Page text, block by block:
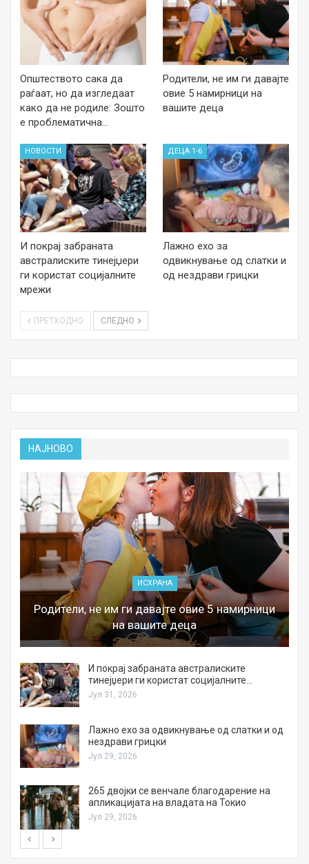
Општеството сака да
раѓаат, но да изгледаат
како да не родиле: Зошто
е проблематична…
Родители, не им ги давајте
овие 5 намирници на
вашите деца
НОВОСТИ
И покрај забраната
австралиските тинејџери
ги користат социјалните
мрежи
ДЕЦА 1-6
Лажно ехо за
одвикнување од слатки и
од нездрави грицки
ПРЕТХОДНО СЛЕДНО
НАЈНОВО
ИСХРАНА
Родители, не им ги давајте овие 5 намирници
на вашите деца
И покрај забраната австралиските
тинејџери ги користат социјалните…
Јул 31, 2026
Лажно ехо за одвикнување од слатки и од
нездрави грицки
Јул 29, 2026
265 двојки се венчале благодарение на
апликацијата на владата на Токио
Јул 29, 2026